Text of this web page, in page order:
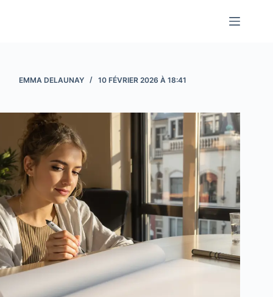
EMMA DELAUNAY 10 FÉVRIER 2026 À 18:41